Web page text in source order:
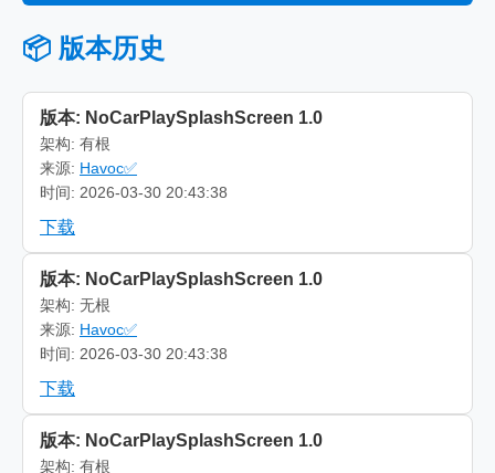
📦 版本历史
版本: NoCarPlaySplashScreen 1.0
架构: 有根
来源: Havoc✅
时间: 2026-03-30 20:43:38
下载
版本: NoCarPlaySplashScreen 1.0
架构: 无根
来源: Havoc✅
时间: 2026-03-30 20:43:38
下载
版本: NoCarPlaySplashScreen 1.0
架构: 有根